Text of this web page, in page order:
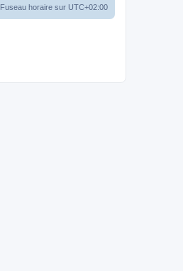
Fuseau horaire sur UTC+02:00